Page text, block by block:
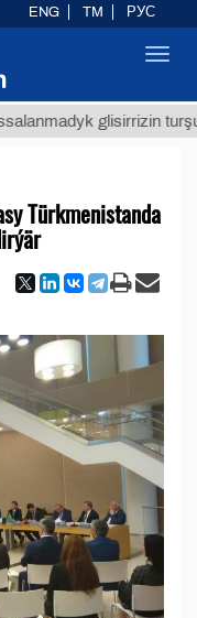
glisirrizin turşusy (t.)
Türkmenistanda
ENG TM РУС